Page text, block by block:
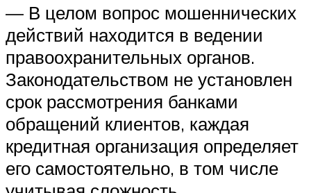
— В целом вопрос мошеннических
действий находится в ведении
правоохранительных органов.
Законодательством не установлен
срок рассмотрения банками
обращений клиентов, каждая
кредитная организация определяет
его самостоятельно, в том числе